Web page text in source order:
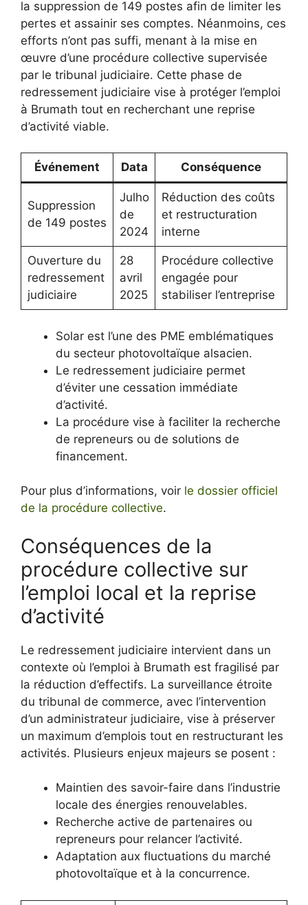
la suppression de 149 postes afin de limiter les
pertes et assainir ses comptes. Néanmoins, ces
efforts n’ont pas suffi, menant à la mise en
œuvre d’une procédure collective supervisée
par le tribunal judiciaire. Cette phase de
redressement judiciaire vise à protéger l’emploi
à Brumath tout en recherchant une reprise
d’activité viable.
Événement Data Conséquence
Suppression
de 149 postes
Julho
de
2024
Réduction des coûts
et restructuration
interne
Ouverture du
redressement
judiciaire
28
avril
2025
Procédure collective
engagée pour
stabiliser l’entreprise
Solar est l’une des PME emblématiques
du secteur photovoltaïque alsacien.
Le redressement judiciaire permet
d’éviter une cessation immédiate
d’activité.
La procédure vise à faciliter la recherche
de repreneurs ou de solutions de
financement.
Pour plus d’informations, voir le dossier officiel
de la procédure collective.
Conséquences de la
procédure collective sur
l’emploi local et la reprise
d’activité
Le redressement judiciaire intervient dans un
contexte où l’emploi à Brumath est fragilisé par
la réduction d’effectifs. La surveillance étroite
du tribunal de commerce, avec l’intervention
d’un administrateur judiciaire, vise à préserver
un maximum d’emplois tout en restructurant les
activités. Plusieurs enjeux majeurs se posent :
Maintien des savoir-faire dans l’industrie
locale des énergies renouvelables.
Recherche active de partenaires ou
repreneurs pour relancer l’activité.
Adaptation aux fluctuations du marché
photovoltaïque et à la concurrence.